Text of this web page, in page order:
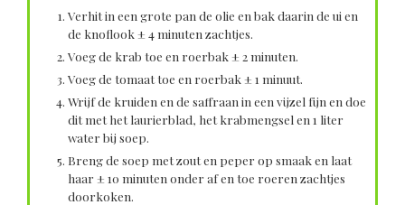
Verhit in een grote pan de olie en bak daarin de ui en
de knoflook ± 4 minuten zachtjes.
Voeg de krab toe en roerbak ± 2 minuten.
Voeg de tomaat toe en roerbak ± 1 minuut.
Wrijf de kruiden en de saffraan in een vijzel fijn en doe
dit met het laurierblad, het krabmengsel en 1 liter
water bij soep.
Breng de soep met zout en peper op smaak en laat
haar ± 10 minuten onder af en toe roeren zachtjes
doorkoken.